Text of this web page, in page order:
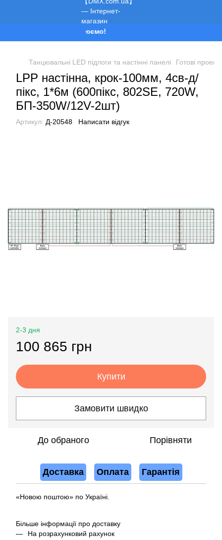
Ми працюємо!
Танцювальні LED підлоги та настінні панелі Готові
LPP настінна, крок-100мм, 4св-д/
пікс, 1*6м (600пікс, 802SE, 720W,
БП-350W/12V-2шт)
Артикул: Д-20548 Написати відгук
2-3 дня
100 865 грн
Купити
Замовити швидко
До обраного Порівняти
Доставка Оплата Гарантія
«Новою поштою» по Україні.
Більше інформації про доставку
На розрахунковий рахунок